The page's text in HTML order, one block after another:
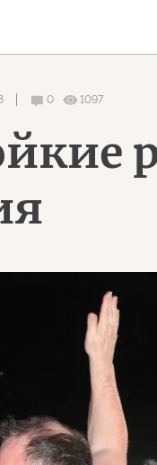
0 1097